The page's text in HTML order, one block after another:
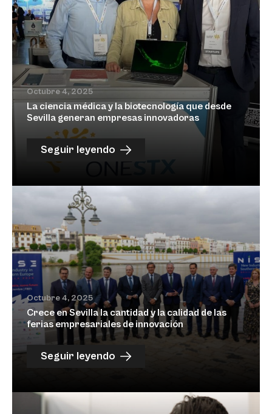
Octubre 4, 2025
La ciencia médica y la biotecnología que desde
Sevilla generan empresas innovadoras
Seguir leyendo
Octubre 4, 2025
Crece en Sevilla la cantidad y la calidad de las
ferias empresariales de innovación
Seguir leyendo